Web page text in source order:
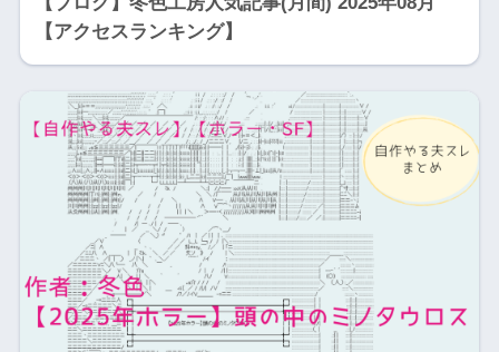
【アクセスランキング】